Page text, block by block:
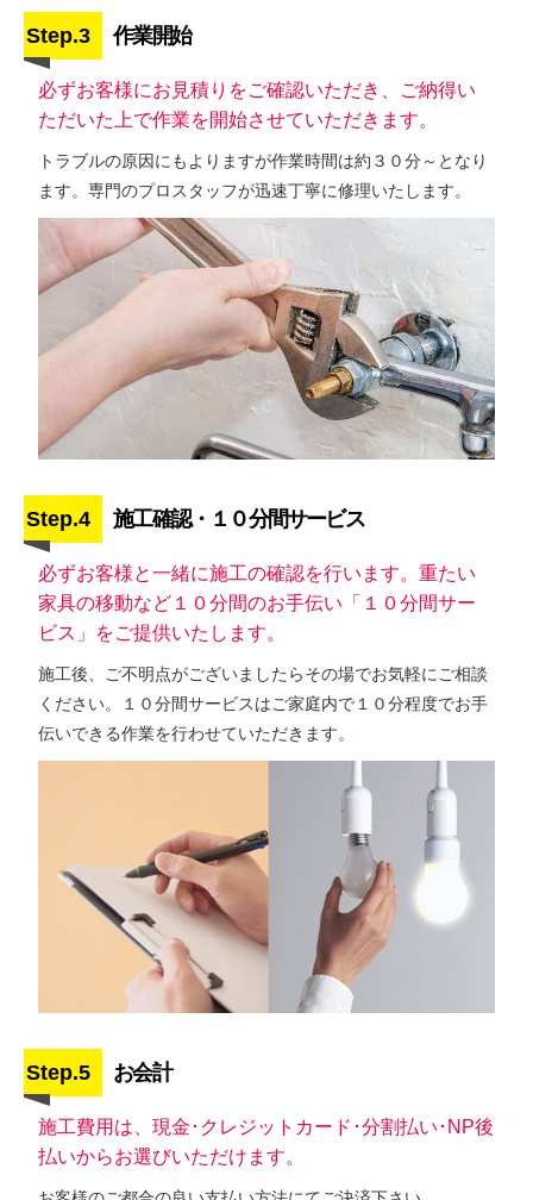
Step.3 作業開始
必ずお客様にお見積りをご確認いただき、ご納得い
ただいた上で作業を開始させていただきます。
トラブルの原因にもよりますが作業時間は約３０分～となり
ます。専門のプロスタッフが迅速丁寧に修理いたします。
Step.4 施工確認・１０分間サービス
必ずお客様と一緒に施工の確認を行います。重たい
家具の移動など１０分間のお手伝い「１０分間サー
ビス」をご提供いたします。
施工後、ご不明点がございましたらその場でお気軽にご相談
ください。１０分間サービスはご家庭内で１０分程度でお手
伝いできる作業を行わせていただきます。
Step.5 お会計
施工費用は、現金･クレジットカード･分割払い･NP後
払いからお選びいただけます。